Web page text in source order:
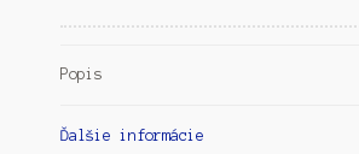
Popis
Ďalšie informácie